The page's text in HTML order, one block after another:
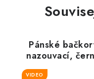
Pánské
nazouvací,
VIDEO